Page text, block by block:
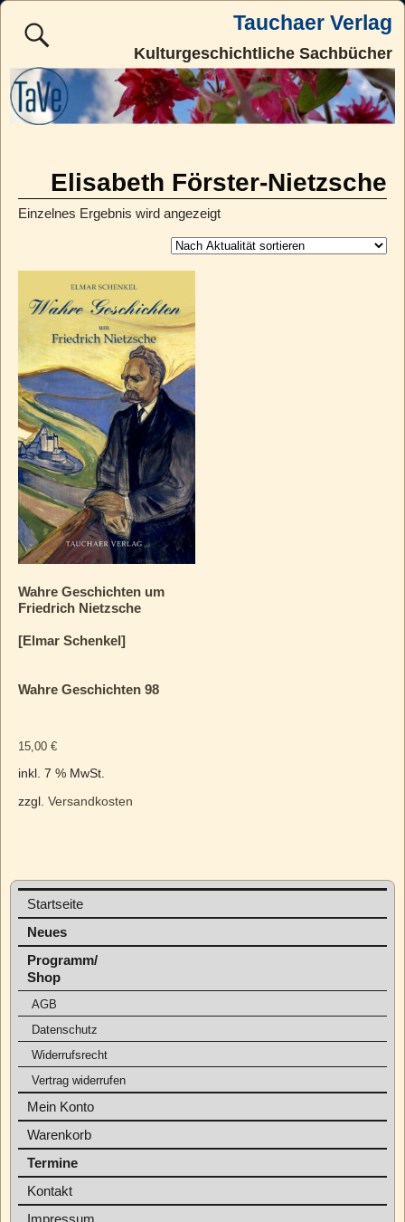
Tauchaer Verlag
Kulturgeschichtliche Sachbücher
Elisabeth Förster-Nietzsche
Einzelnes Ergebnis wird angezeigt
Wahre Geschichten um
Friedrich Nietzsche
[Elmar Schenkel]
Wahre Geschichten 98
15,00 €
inkl. 7 % MwSt.
zzgl. Versandkosten
Startseite
Neues
Programm/
Shop
AGB
Datenschutz
Widerrufsrecht
Vertrag widerrufen
Mein Konto
Warenkorb
Termine
Kontakt
Impressum